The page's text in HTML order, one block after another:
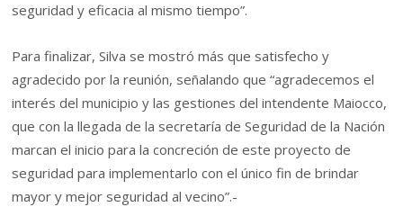
seguridad y eficacia al mismo tiempo”.
Para finalizar, Silva se mostró más que satisfecho y
agradecido por la reunión, señalando que “agradecemos el
interés del municipio y las gestiones del intendente Maiocco,
que con la llegada de la secretaría de Seguridad de la Nación
marcan el inicio para la concreción de este proyecto de
seguridad para implementarlo con el único fin de brindar
mayor y mejor seguridad al vecino”.-